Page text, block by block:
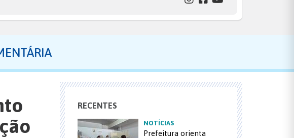
RECENTES
NOTÍCIAS
Prefeitura orienta